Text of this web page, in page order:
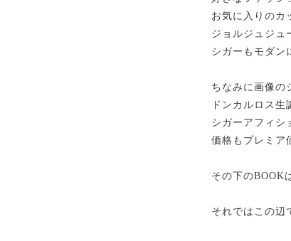
お気に入りのカ
ジョルジュジュ
シガーもモダン
ちなみに画像の
ドンカルロス
シガーアフィシ
価格もプレミア
その下のBOOK
それではこの辺